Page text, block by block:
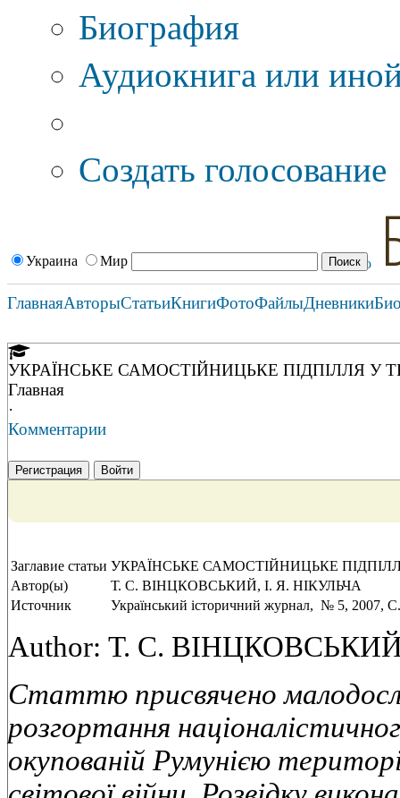
Биография
Аудиокнига или
Создать голосование
Украина Мир
ГлавнаяАвторыСтатьиКнигиФотоФайлыДневники
УКРАЇНСЬКЕ САМОСТІЙНИЦЬКЕ ПІДПІЛЛЯ У
Главная
·
Комментарии
Регистрация Войти
Заглавие статьи УКРАЇНСЬКЕ САМОСТІЙНИЦЬКЕ ПІДПІЛЛЯ
Автор(ы)
Т. С. ВІНЦКОВСЬКИЙ, І. Я. НІКУЛЬЧА
Источник
Український історичний журнал, № 5, 2007,
Author: Т. С.
Статтю присвячено
розгортання
окупованій Румунією